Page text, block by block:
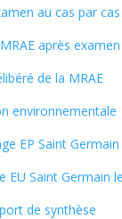
au cas par cas
après
de la MRAE
environnementale
EP Saint
EU Saint Germain
de synthèse